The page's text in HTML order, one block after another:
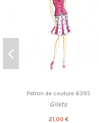
Patron de couture 6395
Gilets
21,00 €